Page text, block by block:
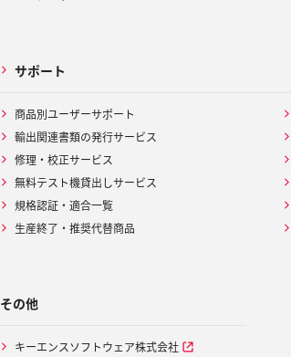
サポート
商品別ユーザーサポート
輸出関連書類の発行サービス
修理・校正サービス
無料テスト機貸出しサービス
規格認証・適合一覧
生産終了・推奨代替商品
その他
キーエンスソフトウェア株式会社